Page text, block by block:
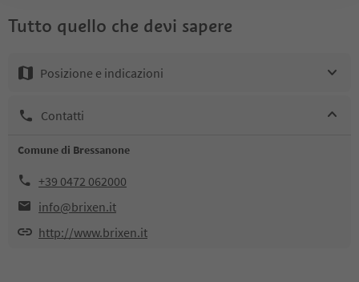
Tutto quello che devi sapere
Posizione e indicazioni
Contatti
Comune di Bressanone
+39 0472 062000
info@brixen.it
http://www.brixen.it